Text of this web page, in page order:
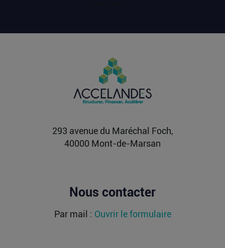
PIIEC IA : votre entreprise a-t-elle le
profil et comment candidater ?
La France sélectionne jusqu’au 9 septembre
2026 les futurs participants français du Projet
Lire la suite293 avenue du Maréchal Foch,
40000 Mont-de-Marsan
Nous contacter
Par mail : Ouvrir le formulaire